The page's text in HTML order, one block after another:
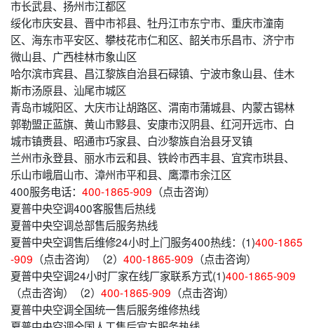
市长武县、扬州市江都区
绥化市庆安县、晋中市祁县、牡丹江市东宁市、重庆市潼南
区、海东市平安区、攀枝花市仁和区、韶关市乐昌市、济宁市
微山县、广西桂林市象山区
哈尔滨市宾县、昌江黎族自治县石碌镇、宁波市象山县、佳木
斯市汤原县、汕尾市城区
青岛市城阳区、大庆市让胡路区、渭南市蒲城县、内蒙古锡林
郭勒盟正蓝旗、黄山市黟县、安康市汉阴县、红河开远市、白
城市镇赉县、昭通市巧家县、白沙黎族自治县牙叉镇
兰州市永登县、丽水市云和县、铁岭市西丰县、宜宾市珙县、
乐山市峨眉山市、漳州市平和县、鹰潭市余江区
400服务电话： 400-1865-909 （点击咨询）
夏普中央空调400客服售后热线
夏普中央空调总部售后服务热线
夏普中央空调售后维修24小时上门服务400热线：(1)400-1865
-909 （点击咨询）（2） 400-1865-909 （点击咨询）
夏普中央空调24小时厂家在线厂家联系方式(1)400-1865-909
（点击咨询）（2） 400-1865-909 （点击咨询）
夏普中央空调全国统一售后服务维修热线